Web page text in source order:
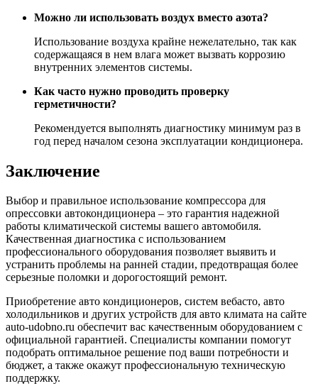
Можно ли использовать воздух вместо азота?
Использование воздуха крайне нежелательно, так как
содержащаяся в нем влага может вызвать коррозию
внутренних элементов системы.
Как часто нужно проводить проверку
герметичности?
Рекомендуется выполнять диагностику минимум раз в
год перед началом сезона эксплуатации кондиционера.
Заключение
Выбор и правильное использование компрессора для
опрессовки автокондиционера – это гарантия надежной
работы климатической системы вашего автомобиля.
Качественная диагностика с использованием
профессионального оборудования позволяет выявить и
устранить проблемы на ранней стадии, предотвращая более
серьезные поломки и дорогостоящий ремонт.
Приобретение авто кондиционеров, систем вебасто, авто
холодильников и других устройств для авто климата на сайте
auto-udobno.ru обеспечит вас качественным оборудованием с
официальной гарантией. Специалисты компании помогут
подобрать оптимальное решение под ваши потребности и
бюджет, а также окажут профессиональную техническую
поддержку.